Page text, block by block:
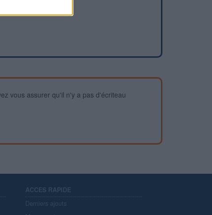
vous assurer qu'il n'y a pas d'écriteau
ACCES RAPIDE
Derniers ajouts